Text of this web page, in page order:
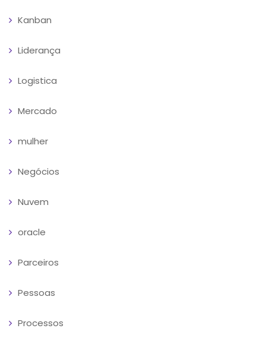
Kanban
Liderança
Logistica
Mercado
mulher
Negócios
Nuvem
oracle
Parceiros
Pessoas
Processos